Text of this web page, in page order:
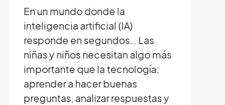
En un mundo donde la
inteligencia artificial (IA)
responde en segundos… Las
niñas y niños necesitan algo más
importante que la tecnología:
aprender a hacer buenas
preguntas, analizar respuestas y